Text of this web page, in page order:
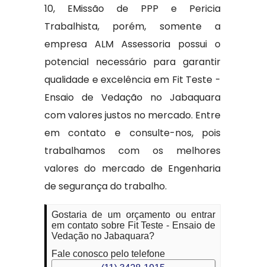
10, EMissão de PPP e Pericia
Trabalhista, porém, somente a
empresa ALM Assessoria possui o
potencial necessário para garantir
qualidade e excelência em Fit Teste -
Ensaio de Vedação no Jabaquara
com valores justos no mercado. Entre
em contato e consulte-nos, pois
trabalhamos com os melhores
valores do mercado de Engenharia
de segurança do trabalho.
Gostaria de um orçamento ou entrar
em contato sobre Fit Teste - Ensaio de
Vedação no Jabaquara?
Fale conosco pelo telefone